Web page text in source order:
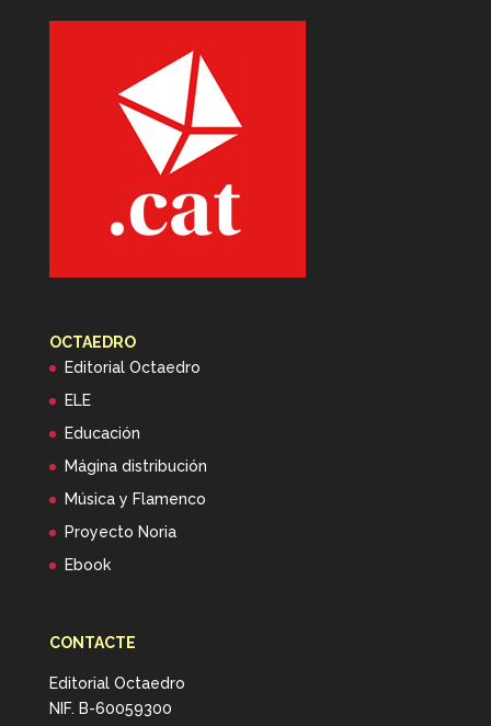
OCTAEDRO
Editorial Octaedro
ELE
Educación
Mágina distribución
Música y Flamenco
Proyecto Noria
Ebook
CONTACTE
Editorial Octaedro
NIF. B-60059300